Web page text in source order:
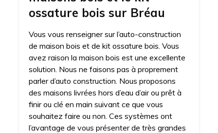
ossature bois sur Bréau
Vous vous renseigner sur l’auto-construction
de maison bois et de kit ossature bois. Vous
avez raison la maison bois est une excellente
solution. Nous ne faisons pas à proprement
parler d’auto construction. Nous proposons
des maisons livrées hors d’eau d’air ou prêt à
finir ou clé en main suivant ce que vous
souhaitez faire ou non. Ces systèmes ont
l’avantage de vous présenter de très grandes